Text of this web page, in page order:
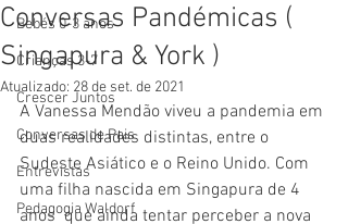
Bebés 0-3 anos
Crianças 3-7
Crescer Juntos
Conversas de Pais
Entrevistas
Pedagogia Waldorf
Conversas Pandémicas (
Singapura & York )
Atualizado: 28 de set. de 2021
A Vanessa Mendão viveu a pandemia em
duas realidades distintas, entre o
Sudeste Asiático e o Reino Unido. Com
uma filha nascida em Singapura de 4
anos  que ainda tentar perceber a nova